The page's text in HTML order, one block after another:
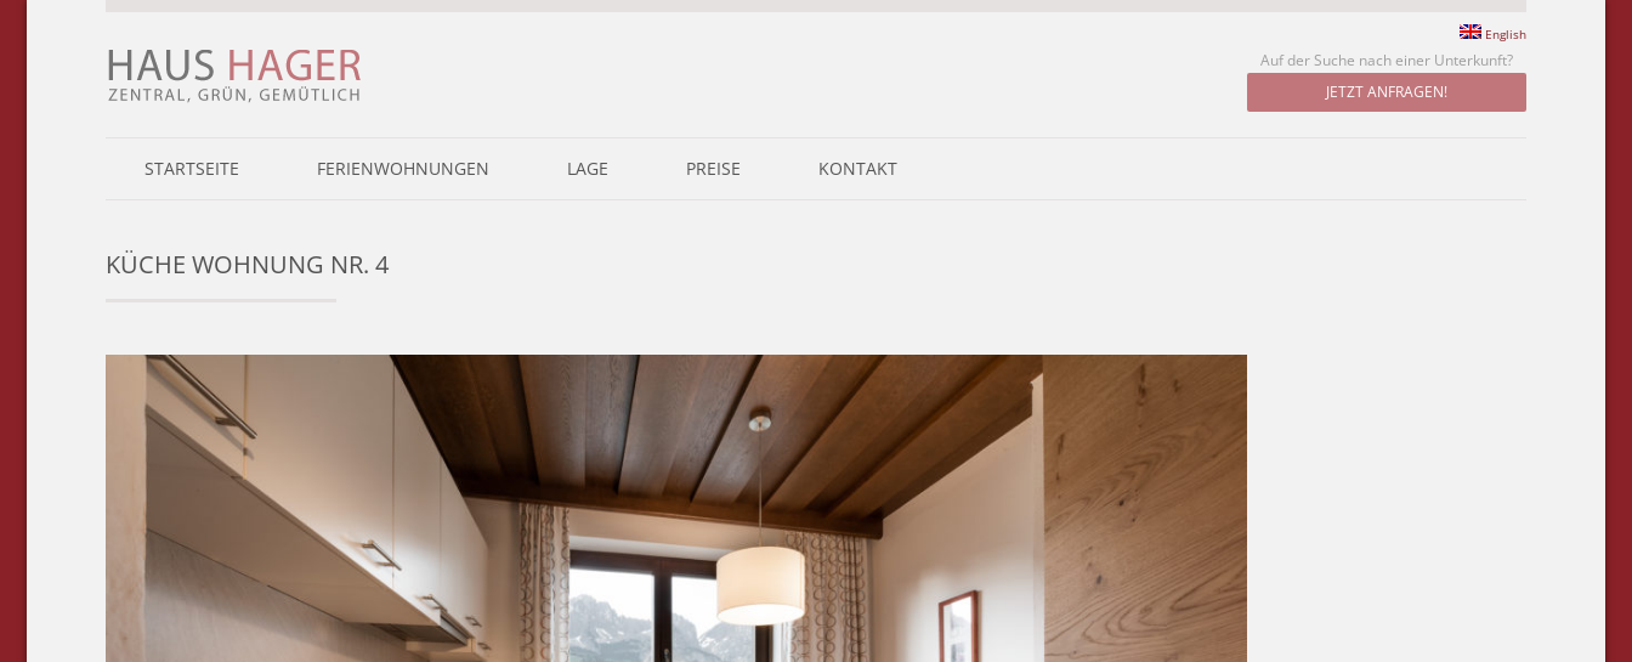
English
Auf der Suche nach einer Unterkunft?
JETZT ANFRAGEN!
STARTSEITE FERIENWOHNUNGEN LAGE PREISE KONTAKT
KÜCHE WOHNUNG NR. 4